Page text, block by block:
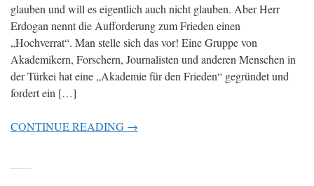
glauben und will es eigentlich auch nicht glauben. Aber Herr
Erdogan nennt die Aufforderung zum Frieden einen
„Hochverrat“. Man stelle sich das vor! Eine Gruppe von
Akademikern, Forschern, Journalisten und anderen Menschen in
der Türkei hat eine „Akademie für den Frieden“ gegründet und
fordert ein […]
CONTINUE READING →